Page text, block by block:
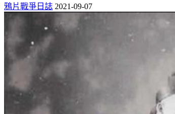
鴉片戰爭日誌 2021-09-07